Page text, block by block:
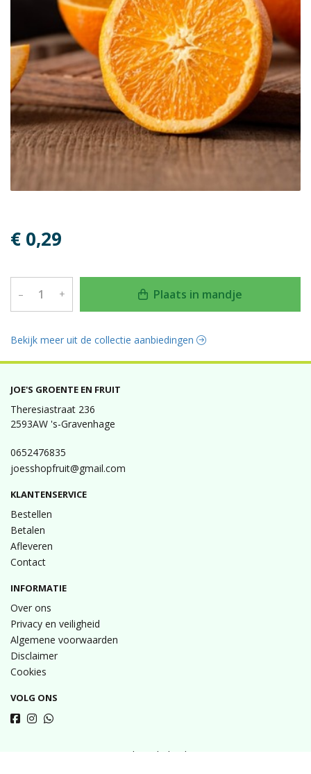
€ 0,29
– + Plaats in mandje
Bekijk meer uit de collectie aanbiedingen
JOE'S GROENTE EN FRUIT
Theresiastraat 236
2593AW 's-Gravenhage
0652476835
joesshopfruit@gmail.com
KLANTENSERVICE
Bestellen
Betalen
Afleveren
Contact
INFORMATIE
Over ons
Privacy en veiligheid
Algemene voorwaarden
Disclaimer
Cookies
VOLG ONS
Taal